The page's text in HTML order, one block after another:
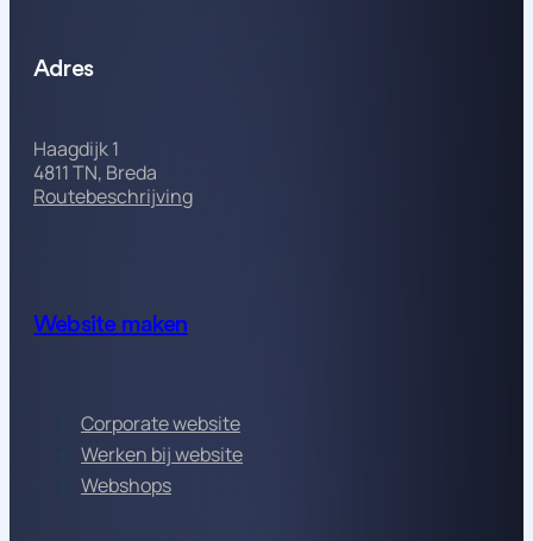
Adres
Haagdijk 1
4811 TN, Breda
Routebeschrijving
Website maken
Corporate website
Werken bij website
Webshops